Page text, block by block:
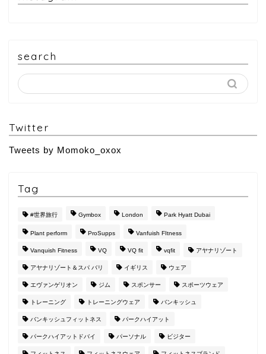
search
Twitter
Tweets by Momoko_oxox
Tag
#世界旅行 Gymbox London Park Hyatt Dubai
Plant perform ProSupps Vanfuish FItness
Vanquish Fitness VQ VQ fit vqfit アヤナリゾート
アヤナリゾート＆スパ バリ イギリス ウェア
エヴァンゲリオン ジム スポンサー スポーツウェア
トレーニング トレーニングウェア バンキッシュ
バンキッシュフィットネス パークハイアット
パークハイアットドバイ パーソナル ビジター